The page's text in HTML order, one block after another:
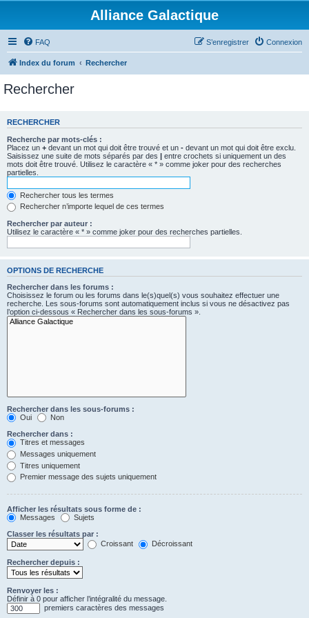
Alliance Galactique
FAQ Connexion
S’enregistrer
Index du forum Rechercher
Rechercher
RECHERCHER
Recherche par mots-clés :
Placez un + devant un mot qui doit être trouvé et un - devant un mot qui doit être exclu.
Saisissez une suite de mots séparés par des | entre crochets si uniquement un des
mots doit être trouvé. Utilisez le caractère « * » comme joker pour des recherches
partielles.
Rechercher tous les termes
Rechercher n’importe lequel de ces termes
Rechercher par auteur :
Utilisez le caractère « * » comme joker pour des recherches partielles.
OPTIONS DE RECHERCHE
Rechercher dans les forums :
Choisissez le forum ou les forums dans le(s)quel(s) vous souhaitez effectuer une
recherche. Les sous-forums sont automatiquement inclus si vous ne désactivez pas
l’option ci-dessous « Rechercher dans les sous-forums ».
Rechercher dans les sous-forums :
Oui
Non
Rechercher dans :
Titres et messages
Messages uniquement
Titres uniquement
Premier message des sujets uniquement
Afficher les résultats sous forme de :
Messages
Sujets
Classer les résultats par :
Croissant
Décroissant
Rechercher depuis :
Renvoyer les :
Définir à 0 pour afficher l’intégralité du message.
premiers caractères des messages